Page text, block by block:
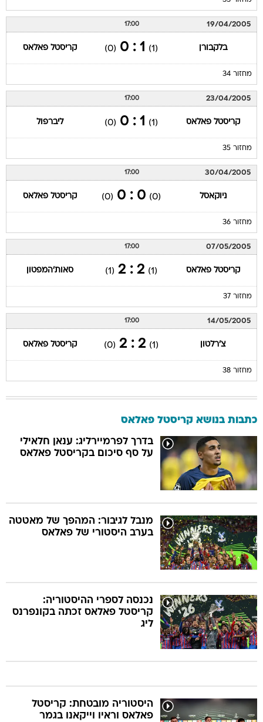
19/04/2005
17:00
בלקבורן (1)
1 : 0
(0) קריסטל פאלאס
מחזור 34
23/04/2005
17:00
קריסטל פאלאס (1)
1 : 0
(0) ליברפול
מחזור 35
30/04/2005
17:00
ניוקאסל (0)
0 : 0
(0) קריסטל פאלאס
מחזור 36
07/05/2005
17:00
קריסטל פאלאס (1)
2 : 2
(1) סאות'המפטון
מחזור 37
14/05/2005
17:00
צ'רלטון (1)
2 : 2
(0) קריסטל פאלאס
מחזור 38
כתבות בנושא קריסטל פאלאס
בדרך לפרמיירליג: ענאן חלאילי
על סף סיכום בקריסטל פאלאס
מנבל לגיבור: המהפך של מאטטה
בערב היסטורי של פאלאס
נכנסה לספרי ההיסטוריה:
קריסטל פאלאס זכתה בקונפרנס
ליג
היסטוריה מובטחת: קריסטל
פאלאס וראיו וייקאנו בגמר